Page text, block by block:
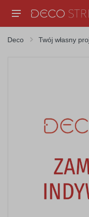
Deco Twój własny